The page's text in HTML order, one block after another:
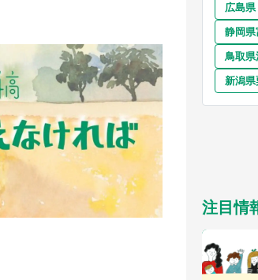
奈良
山口
徳島 香川 愛媛
福岡 佐賀 長崎 大分
定
ラプラス・ダークネスが栃木県を征
服！？ 県公式プロモ動画で「聖地」
が生産されてます【7／31～1／31】
『
に
ラ
／1
もっとみる
広島県
静岡
鳥取
新潟
注目情